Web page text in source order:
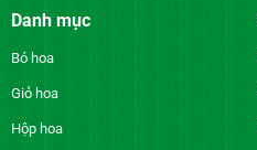
Danh mục
Bó hoa
Giỏ hoa
Hộp hoa